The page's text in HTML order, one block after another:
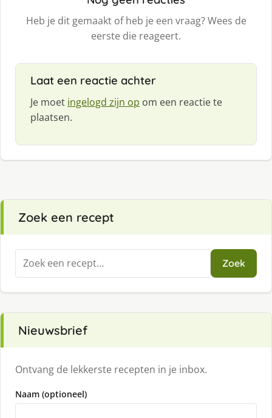
Heb je dit gemaakt of heb je een vraag? Wees de
eerste die reageert.
Laat een reactie achter
Je moet ingelogd zijn op om een reactie te
plaatsen.
Zoek een recept
Zoeken
naar:
Zoek
Nieuwsbrief
Ontvang de lekkerste recepten in je inbox.
Naam (optioneel)